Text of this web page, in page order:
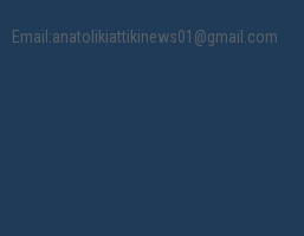
Email:anatolikiattikinews01@gmail.com